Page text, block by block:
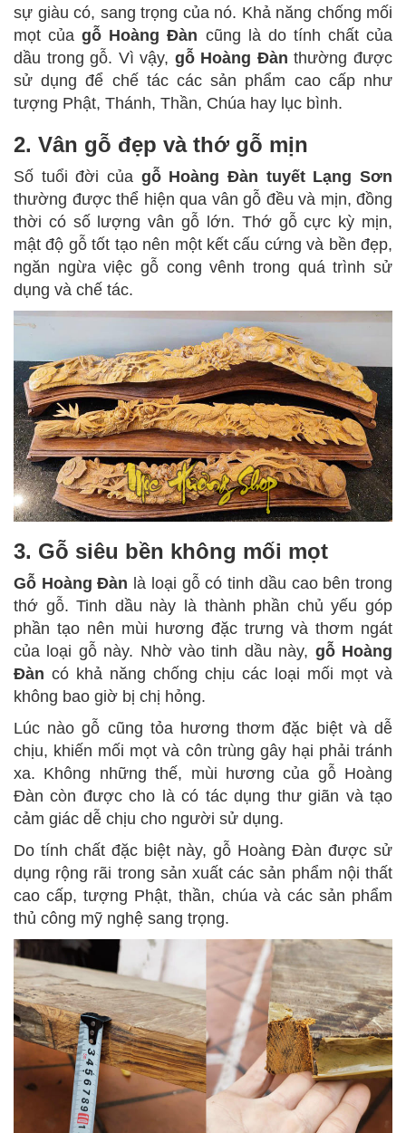
sự giàu có, sang trọng của nó. Khả năng chống mối
mọt củagỗ Hoàng Đàn cũng là do tính chất của
dầu trong gỗ. Vì vậy, gỗ Hoàng Đàn thường được
sử dụng để chế tác các sản phẩm cao cấp như
tượng Phật, Thánh, Thần, Chúa hay lục bình.
2. Vân gỗ đẹp và thớ gỗ mịn
Số tuổi đời của gỗ Hoàng Đàn tuyết Lạng Sơn
thường được thể hiện qua vân gỗ đều và mịn, đồng
thời có số lượng vân gỗ lớn. Thớ gỗ cực kỳ mịn,
mật độ gỗ tốt tạo nên một kết cấu cứng và bền đẹp,
ngăn ngừa việc gỗ cong vênh trong quá trình sử
dụng và chế tác.
3. Gỗ siêu bền không mối mọt
Gỗ Hoàng Đàn là loại gỗ có tinh dầu cao bên trong
thớ gỗ. Tinh dầu này là thành phần chủ yếu góp
phần tạo nên mùi hương đặc trưng và thơm ngát
của loại gỗ này. Nhờ vào tinh dầu này, gỗ Hoàng
Đàn có khả năng chống chịu các loại mối mọt và
không bao giờ bị chị hỏng.
Lúc nào gỗ cũng tỏa hương thơm đặc biệt và dễ
chịu, khiến mối mọt và côn trùng gây hại phải tránh
xa. Không những thế, mùi hương của gỗ Hoàng
Đàn còn được cho là có tác dụng thư giãn và tạo
cảm giác dễ chịu cho người sử dụng.
Do tính chất đặc biệt này, gỗ Hoàng Đàn được sử
dụng rộng rãi trong sản xuất các sản phẩm nội thất
cao cấp, tượng Phật, thần, chúa và các sản phẩm
thủ công mỹ nghệ sang trọng.